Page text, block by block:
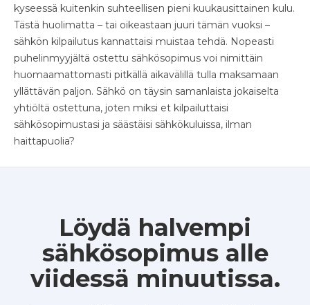
kyseessä kuitenkin suhteellisen pieni kuukausittainen kulu.
Tästä huolimatta – tai oikeastaan juuri tämän vuoksi –
sähkön kilpailutus kannattaisi muistaa tehdä. Nopeasti
puhelinmyyjältä ostettu sähkösopimus voi nimittäin
huomaamattomasti pitkällä aikavälillä tulla maksamaan
yllättävän paljon. Sähkö on täysin samanlaista jokaiselta
yhtiöltä ostettuna, joten miksi et kilpailuttaisi
sähkösopimustasi ja säästäisi sähkökuluissa, ilman
haittapuolia?
Löydä halvempi
sähkösopimus alle
viidessä minuutissa.